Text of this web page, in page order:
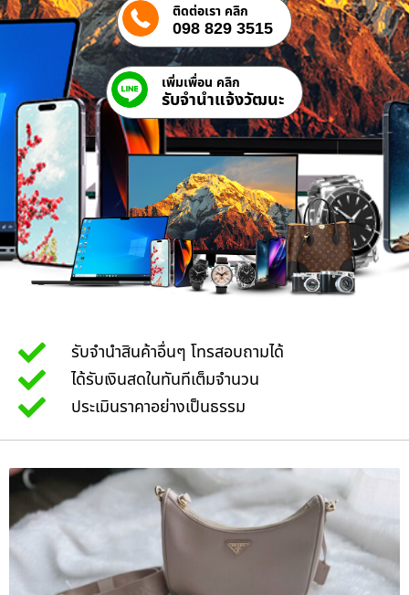
ติดต่อเรา คลิก
098 829 3515
เพิ่มเพื่อน คลิก
รับจํานําแจ้งวัฒนะ
รับจำนำสินค้าอื่นๆ โทรสอบถามได้
ได้รับเงินสดในทันทีเต็มจำนวน
ประเมินราคาอย่างเป็นธรรม